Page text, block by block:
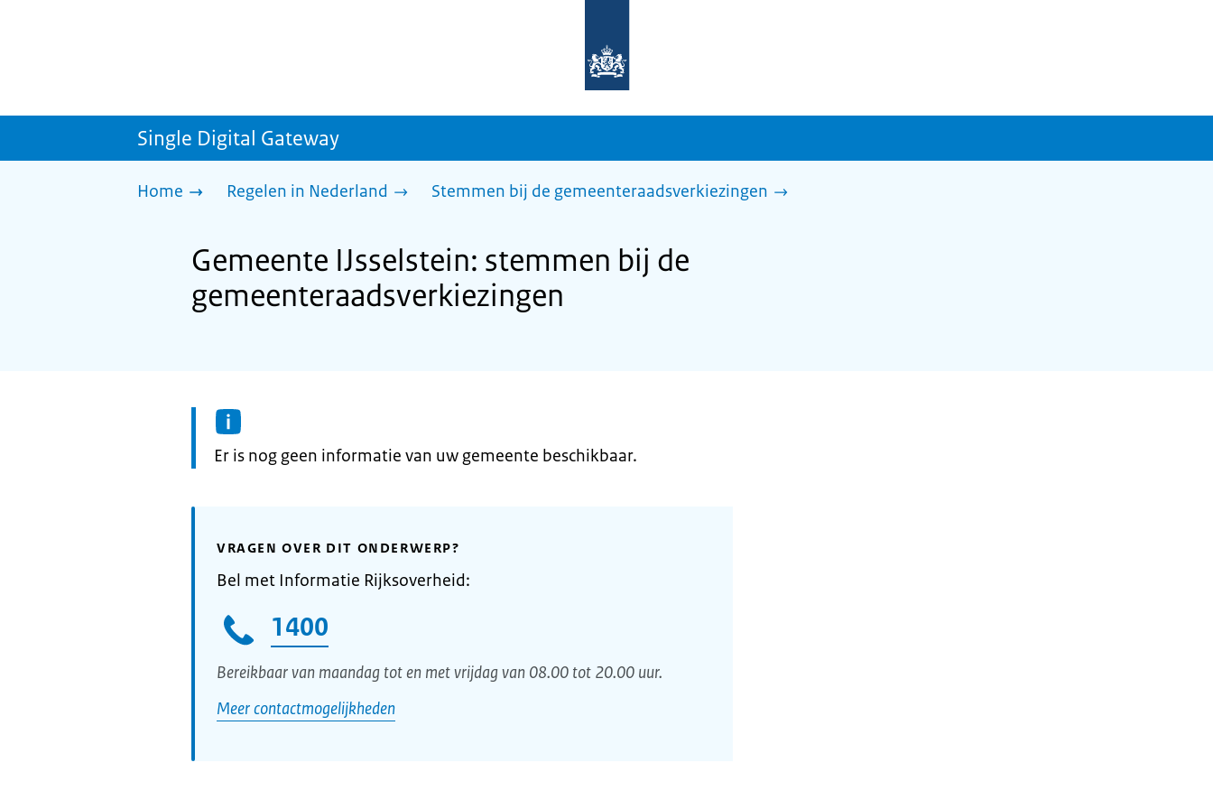
homepage
sdg.rijksoverheid.nl
Single Digital Gateway
Home Regelen in Nederland Stemmen bij de gemeenteraadsverkiezingen
Gemeente IJsselstein: stemmen bij de
gemeenteraadsverkiezingen
Informatie:
Er is nog geen informatie van uw gemeente beschikbaar.
VRAGEN OVER DIT ONDERWERP?
Bel met Informatie Rijksoverheid:
1400
Bereikbaar van maandag tot en met vrijdag van 08.00 tot 20.00 uur.
Meer contactmogelijkheden